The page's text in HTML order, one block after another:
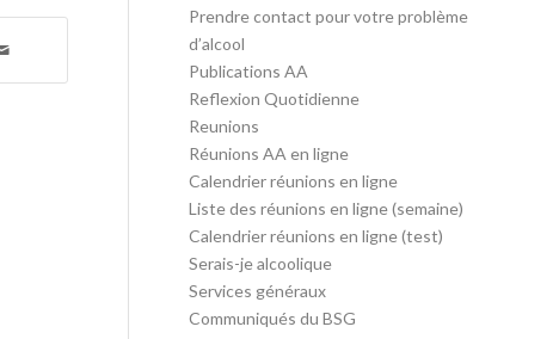
Prendre contact pour votre problème
d’alcool
Publications AA
Reflexion Quotidienne
Reunions
Réunions AA en ligne
Calendrier réunions en ligne
Liste des réunions en ligne (semaine)
Calendrier réunions en ligne (test)
Serais-je alcoolique
Services généraux
Communiqués du BSG